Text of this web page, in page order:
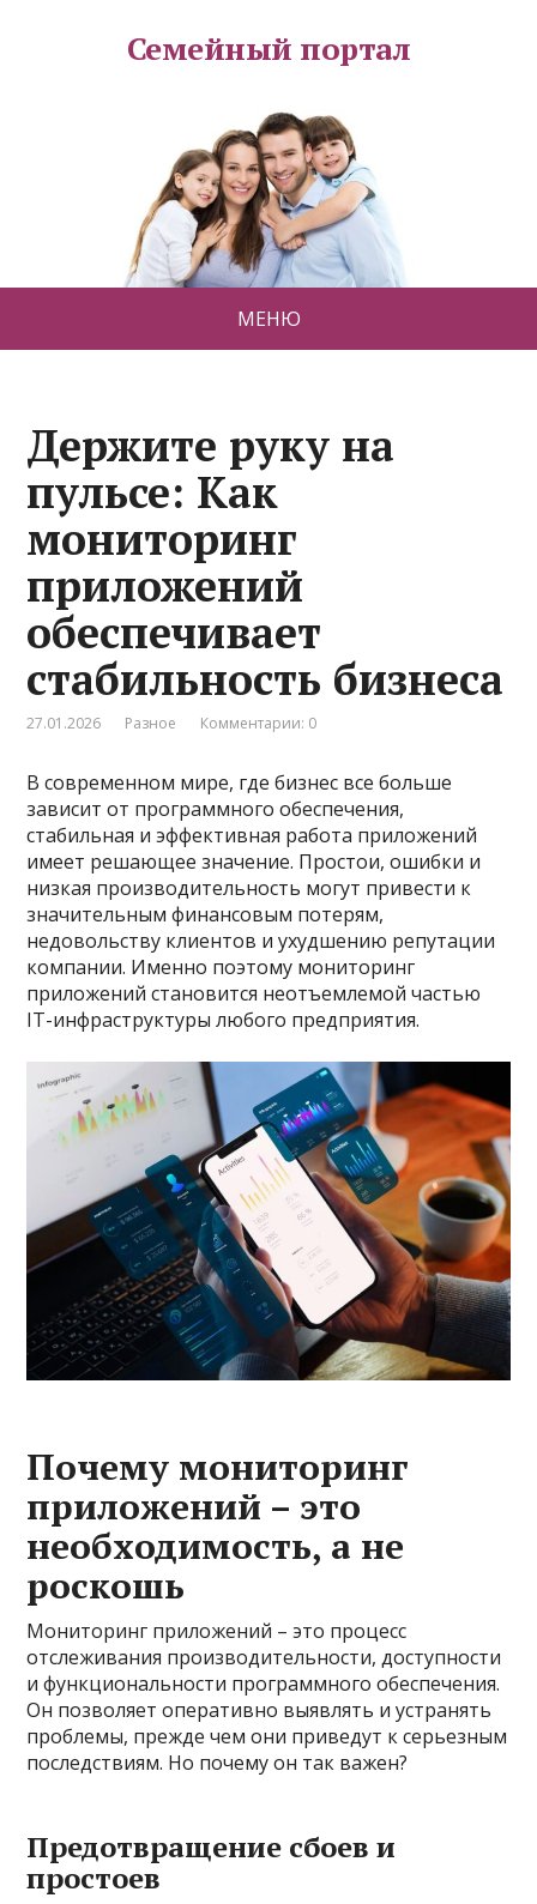
Семейный портал
МЕНЮ
Держите руку на
пульсе: Как
мониторинг
приложений
обеспечивает
стабильность бизнеса
27.01.2026 Разное Комментарии: 0
В современном мире, где бизнес все больше
зависит от программного обеспечения,
стабильная и эффективная работа приложений
имеет решающее значение. Простои, ошибки и
низкая производительность могут привести к
значительным финансовым потерям,
недовольству клиентов и ухудшению репутации
компании. Именно поэтому мониторинг
приложений становится неотъемлемой частью
IT-инфраструктуры любого предприятия.
Почему мониторинг
приложений – это
необходимость, а не
роскошь
Мониторинг приложений – это процесс
отслеживания производительности, доступности
и функциональности программного обеспечения.
Он позволяет оперативно выявлять и устранять
проблемы, прежде чем они приведут к серьезным
последствиям. Но почему он так важен?
Предотвращение сбоев и
простоев